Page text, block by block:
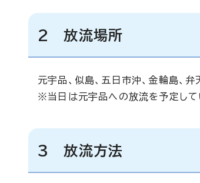
2 放流場所
元宇品、似島、五日市沖、金輪島、弁
※当日は元宇品への放流を予定して
3 放流方法